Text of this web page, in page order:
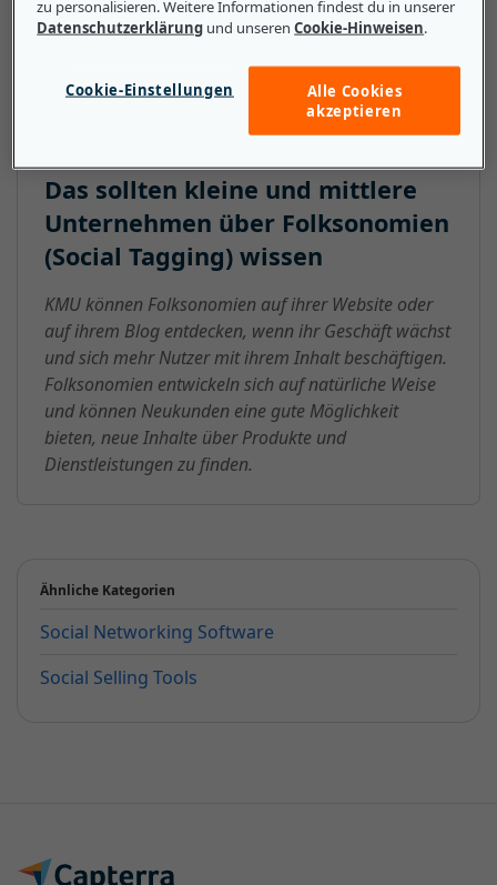
„skyscrapers“, „skyline“ und „city“. Nutzer können auf
Städte aufzurufen.
Das sollten kleine und mittlere
Unternehmen über Folksonomien
(Social Tagging) wissen
KMU können Folksonomien auf ihrer Website oder
auf ihrem Blog entdecken, wenn ihr Geschäft wächst
und sich mehr Nutzer mit ihrem Inhalt beschäftigen.
Folksonomien entwickeln sich auf natürliche Weise
und können Neukunden eine gute Möglichkeit
bieten, neue Inhalte über Produkte und
Dienstleistungen zu finden.
Ähnliche Kategorien
Social Networking Software
Social Selling Tools
zu personalisieren. Weitere Informationen findest du in unserer
Datenschutzerklärung und unserenCookie-Hinweisen.
Cookie-Einstellungen
Alle Cookies
akzeptieren